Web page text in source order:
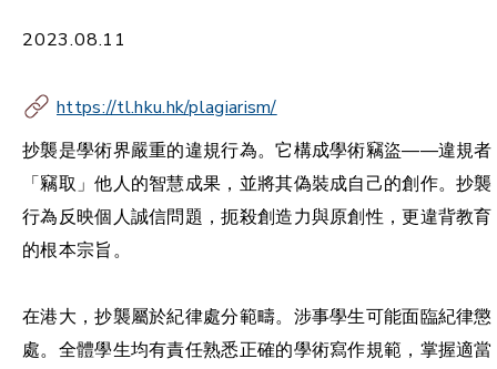
2023.08.11
https://tl.hku.hk/plagiarism/
抄襲是學術界嚴重的違規行為。它構成學術竊盜——違規者
「竊取」他人的智慧成果，並將其偽裝成自己的創作。抄襲
行為反映個人誠信問題，扼殺創造力與原創性，更違背教育
的根本宗旨。
在港大，抄襲屬於紀律處分範疇。涉事學生可能面臨紀律懲
處。全體學生均有責任熟悉正確的學術寫作規範，掌握適當